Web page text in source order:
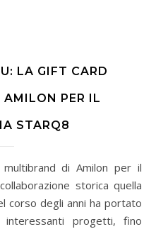
LA GIFT CARD
PER IL
STARQ8
storica quella
corso degli anni ha portato
progetti, fino